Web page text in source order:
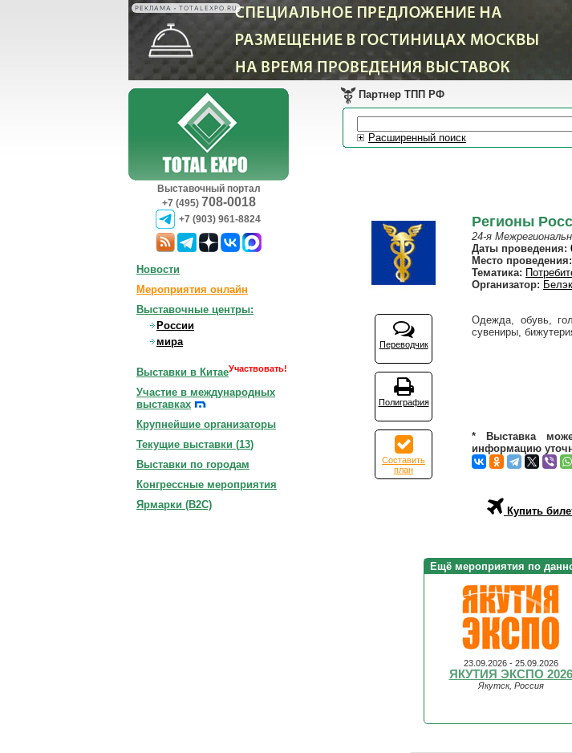
РЕКЛАМА • TOTALEXPO.RU
Выставочный портал
+7 (495) 708-0018
+7 (903) 961-8824
Партнер ТПП РФ
Расширенный поиск
Переводчик
Полиграфия
Составить
план
Регионы
24-я
Даты проведения:
Место проведения:
Тематика:
Организатор:
Одежда, обувь,
сувениры,
* Выставка
информацию
Купить
Ещё мероприятия по
23.09.2026 - 25.09.2026
ЯКУТИЯ ЭКСПО 2026
Якутск, Россия
Новости
Мероприятия онлайн
Выставочные центры:
России
мира
Выставки в КитаеУчаствовать!
Участие в международных
выставках
Крупнейшие организаторы
Текущие выставки (13)
Выставки по городам
Конгрессные мероприятия
Ярмарки (B2C)